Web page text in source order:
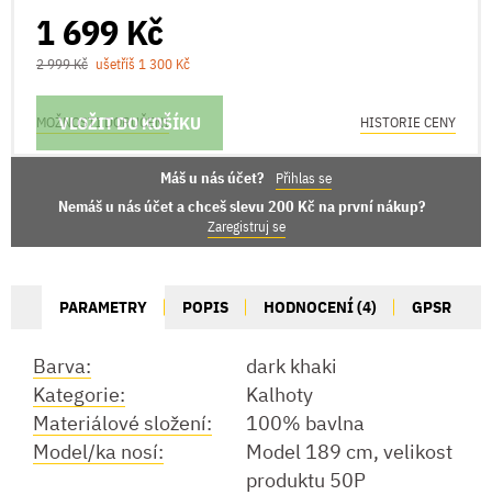
1 699 Kč
2 999 Kč ušetříš 1 300 Kč
VLOŽIT DO KOŠÍKU
MOŽNOSTI DORUČENÍ HISTORIE CENY
Máš u nás účet? Přihlas se
Nemáš u nás účet a chceš slevu 200 Kč na první nákup?
Zaregistruj se
PARAMETRY POPIS HODNOCENÍ (4) GPSR
Barva:
dark khaki
Kategorie:
Kalhoty
Materiálové složení:
100% bavlna
Model/ka nosí:
Model 189 cm, velikost
produktu 50P